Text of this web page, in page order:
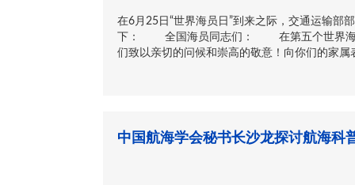
在6月25日“世界海员日”到来之际，交通运输部
下： 全国海员同志们： 在第五个世界海
们致以亲切的问候和崇高的敬意！向你们的
中国航海学会秘书长沙龙探讨航海科